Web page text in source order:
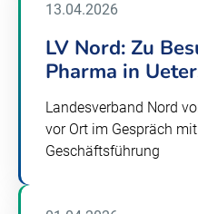
13.04.2026
LV Nord: Zu
Pharma in
Landesverband Nord
vor Ort im Gespräch
Geschäftsführung